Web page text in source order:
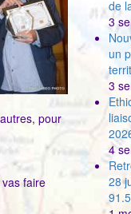
pour
faire
de
3
un
3
4
28